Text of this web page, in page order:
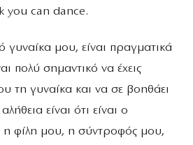
you can dance.
μου, είναι πραγματικά
πολύ σημαντικό να έχεις
τη γυναίκα και να σε βοηθάει
είναι ότι είναι ο
η φίλη μου, η σύντροφός μου,